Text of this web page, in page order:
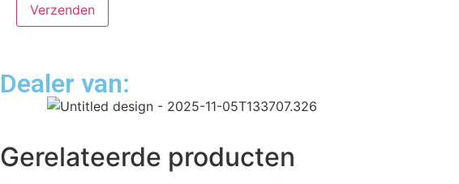
Dealer van:
Gerelateerde producten